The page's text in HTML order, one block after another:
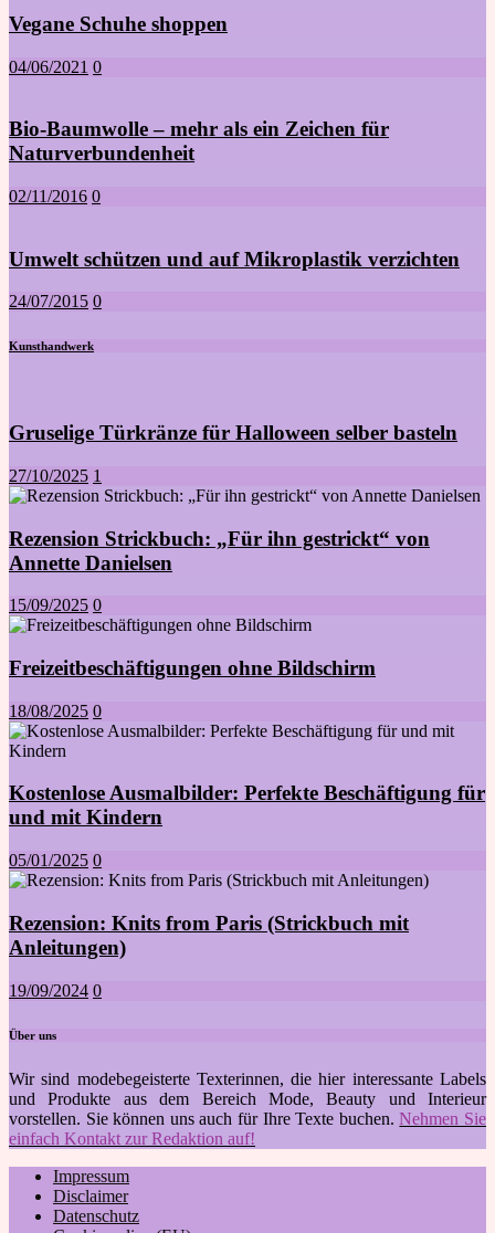
Vegane Schuhe shoppen
04/06/2021 0
Bio-Baumwolle – mehr als ein Zeichen für
Naturverbundenheit
02/11/2016 0
Umwelt schützen und auf Mikroplastik verzichten
24/07/2015 0
Kunsthandwerk
Gruselige Türkränze für Halloween selber basteln
27/10/2025 1
Rezension Strickbuch: „Für ihn gestrickt“ von
Annette Danielsen
15/09/2025 0
Freizeitbeschäftigungen ohne Bildschirm
18/08/2025 0
Kostenlose Ausmalbilder: Perfekte Beschäftigung für
und mit Kindern
05/01/2025 0
Rezension: Knits from Paris (Strickbuch mit
Anleitungen)
19/09/2024 0
Über uns
Wir sind modebegeisterte Texterinnen, die hier interessante Labels
und Produkte aus dem Bereich Mode, Beauty und Interieur
vorstellen. Sie können uns auch für Ihre Texte buchen. Nehmen Sie
einfach Kontakt zur Redaktion auf!
Impressum
Disclaimer
Datenschutz